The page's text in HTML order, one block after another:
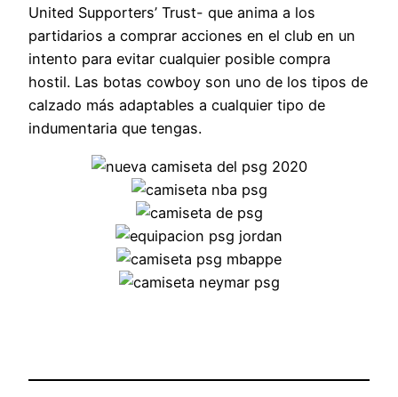
United Supporters’ Trust- que anima a los
partidarios a comprar acciones en el club en un
intento para evitar cualquier posible compra
hostil. Las botas cowboy son uno de los tipos de
calzado más adaptables a cualquier tipo de
indumentaria que tengas.